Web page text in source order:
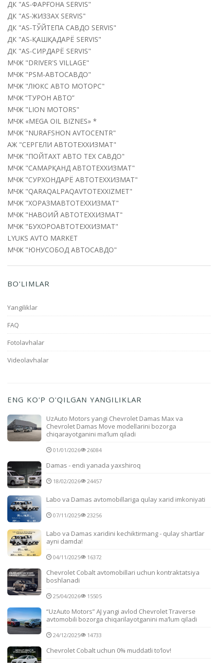
ДК "AS-ФАРҒОНА SERVIS"
ДК "AS-ЖИЗЗАХ SERVIS"
ДК "AS-ТЎЙТЕПА САВДО SERVIS"
ДК "AS-ҚАШҚАДАРЁ SERVIS"
ДК "AS-СИРДАРЁ SERVIS"
МЧЖ "DRIVER'S VILLAGE"
МЧЖ "PSM-АВТОСАВДО"
МЧЖ "ЛЮКС АВТО МОТОРС"
МЧЖ “ТУРОН АВТО”
МЧЖ "LION MOTORS"
МЧЖ «MEGA OIL BIZNES» *
МЧЖ "NURAFSHON AVTOCENTR"
АЖ "СЕРГЕЛИ АВТОТЕХХИЗМАТ"
МЧЖ "ПОЙТАХТ АВТО ТЕХ САВДО"
МЧЖ "САМАРҚАНД АВТОТЕХХИЗМАТ"
МЧЖ "СУРХОНДАРЁ АВТОТЕХХИЗМАТ"
МЧЖ "QARAQALPAQAVTOTEXXIZMET"
МЧЖ "ХОРАЗМАВТОТЕХХИЗМАТ"
МЧЖ "НАВОИЙ АВТОТЕХХИЗМАТ"
МЧЖ "БУХОРОАВТОТЕХХИЗМАТ"
LYUKS AVTO MARKET
МЧЖ "ЮНУСОБОД АВТОСАВДО"
BO'LIMLAR
Yangiliklar
FAQ
Fotolavhalar
Videolavhalar
ENG KO'P O'QILGAN YANGILIKLAR
UzAuto Motors yangi Chevrolet Damas Max va
Chevrolet Damas Move modellarini bozorga
chiqarayotganini ma’lum qiladi
01/01/2026 26084
Damas - endi yanada yaxshiroq
18/02/2026 24457
Labo va Damas avtomobillariga qulay xarid imkoniyati
07/11/2025 23256
Labo va Damas xaridini kechiktirmang - qulay shartlar
ayni damda!
04/11/2025 16372
Chevrolet Cobalt avtomobillari uchun kontraktatsiya
boshlanadi
25/04/2026 15505
“UzAuto Motors” AJ yangi avlod Chevrolet Traverse
avtomobili bozorga chiqarilayotganini ma’lum qiladi
24/12/2025 14733
Chevrolet Cobalt uchun 0% muddatli to‘lov!